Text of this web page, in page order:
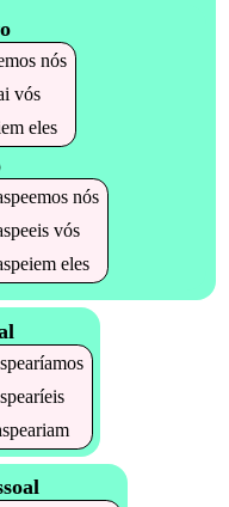
nós
vós
eles
nós
vós
eles